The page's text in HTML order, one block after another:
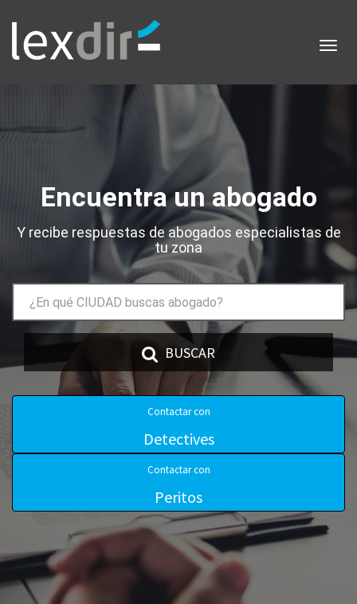
Encuentra un abogado
Y recibe respuestas de abogados especialistas de
tu zona
BUSCAR
Contactar con
Detectives
Contactar con
Peritos